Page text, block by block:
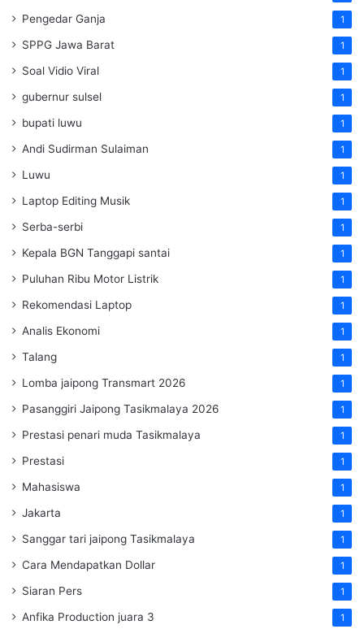
Pengedar Ganja 1
SPPG Jawa Barat 1
Soal Vidio Viral 1
gubernur sulsel 1
bupati luwu 1
Andi Sudirman Sulaiman 1
Luwu 1
Laptop Editing Musik 1
Serba-serbi 1
Kepala BGN Tanggapi santai 1
Puluhan Ribu Motor Listrik 1
Rekomendasi Laptop 1
Analis Ekonomi 1
Talang 1
Lomba jaipong Transmart 2026 1
Pasanggiri Jaipong Tasikmalaya 2026 1
Prestasi penari muda Tasikmalaya 1
Prestasi 1
Mahasiswa 1
Jakarta 1
Sanggar tari jaipong Tasikmalaya 1
Cara Mendapatkan Dollar 1
Siaran Pers 1
Anfika Production juara 3 1